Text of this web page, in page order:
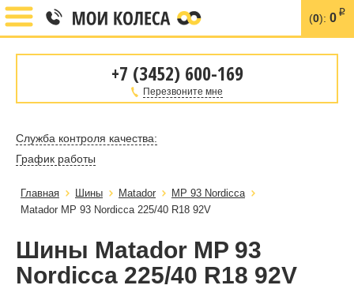
(0): 0 i
+7 (3452) 600-169
Перезвоните мне
Служба контроля качества:
График работы
Главная Шины Matador
MP 93 Nordicca
Matador MP 93 Nordicca 225/40 R18 92V
Шины Matador MP 93
Nordicca 225/40 R18 92V